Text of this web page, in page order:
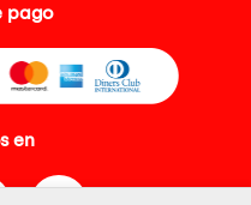
pago
en